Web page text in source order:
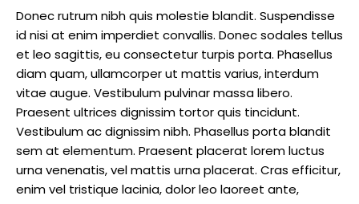
Donec rutrum nibh quis molestie blandit. Suspendisse
id nisi at enim imperdiet convallis. Donec sodales tellus
et leo sagittis, eu consectetur turpis porta. Phasellus
diam quam, ullamcorper ut mattis varius, interdum
vitae augue. Vestibulum pulvinar massa libero.
Praesent ultrices dignissim tortor quis tincidunt.
Vestibulum ac dignissim nibh. Phasellus porta blandit
sem at elementum. Praesent placerat lorem luctus
urna venenatis, vel mattis urna placerat. Cras efficitur,
enim vel tristique lacinia, dolor leo laoreet ante,